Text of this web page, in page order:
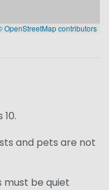
OpenStreetMap contributors
and pets are not
must be quiet